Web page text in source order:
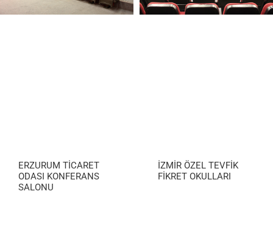
ERZURUM TİCARET
ODASI KONFERANS
SALONU
İZMİR ÖZEL TEVFİK
FİKRET OKULLARI